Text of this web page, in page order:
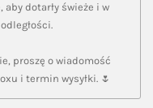
dotarły świeże i w
proszę o wiadomość
i termin wysyłki. 🌷